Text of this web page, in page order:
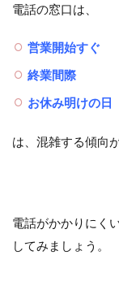
電話の窓口は、
営業開始すぐ
終業間際
お休み明けの日
は、混雑する傾向
電話がかかりにく
してみましょう。